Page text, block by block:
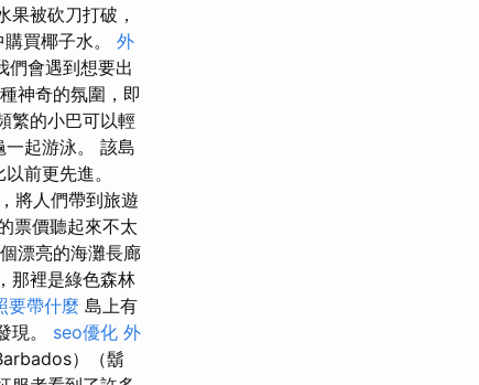
果被砍刀打破，
買椰子水。 外
們會遇到想要出
神奇的氛圍，即
繁的小巴可以輕
起游泳。 該島
前更先進。
將人們帶到旅遊
票價聽起來不太
漂亮的海灘長廊
那裡是綠色森林
要帶什麼 島上有
現。 seo優化 外
）（鬍